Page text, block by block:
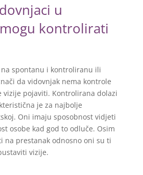
u
kontrolirati
spontanu i kontroliranu ili
da vidovnjak nema kontrole
vizije pojaviti. Kontrolirana dolazi
je za najbolje
Oni imaju sposobnost vidjeti
osobe kad god to odluče. Osim
na prestanak odnosno oni su ti
vizije.